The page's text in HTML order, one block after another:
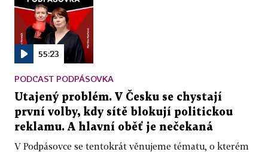
55:23
PODCAST PODPÁSOVKA
Utajený problém. V Česku se chystají
první volby, kdy sítě blokují politickou
reklamu. A hlavní oběť je nečekaná
V Podpásovce se tentokrát věnujeme tématu, o kterém